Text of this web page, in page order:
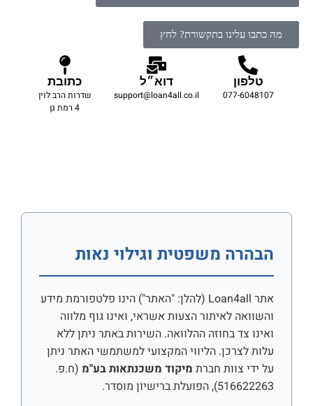
מה כתבו עלינו בתקשורת? לחץ
טלפון
077-6048107
דוא״ל
support@loan4all.co.il
כתובת
שדרות הרב לוין
4 רמת גן
הבהרה משפטית וגילוי נאות
אתר Loan4all (להלן: "האתר") הינו פלטפורמת מידע
והשוואה לאיתור הצעות אשראי, ואינו גוף מלווה
ואינו צד בחוזה ההלוואה. השירות באתר ניתן ללא
עלות לצרכן. הליווי המקצועי למשתמשי האתר ניתן
על ידי צוות חברת מיקוד משכנתאות בע"מ (ח.פ.
516622263), הפועלת ברישיון מוסדר.